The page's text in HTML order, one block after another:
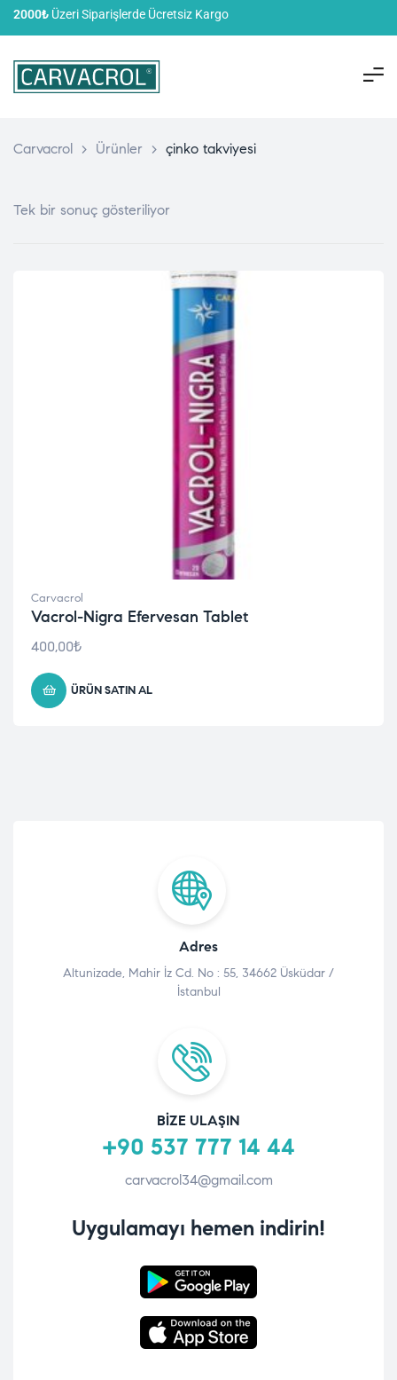
2000₺ Üzeri Siparişlerde Ücretsiz Kargo
Carvacrol > Ürünler > çinko takviyesi
Tek bir sonuç gösteriliyor
Carvacrol
Vacrol-Nigra Efervesan Tablet
400,00₺
ÜRÜN SATIN AL
Adres
Altunizade, Mahir İz Cd. No : 55, 34662 Üsküdar /
İstanbul
BIZE ULAŞIN
+90 537 777 14 44
carvacrol34@gmail.com
Uygulamayı hemen indirin!